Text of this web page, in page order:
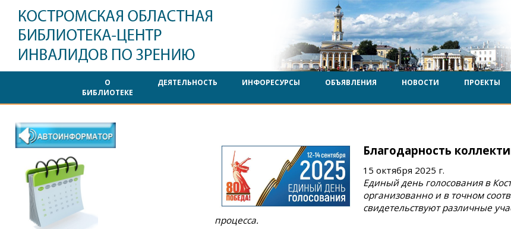
О
БИБЛИОТЕКЕ
ДЕЯТЕЛЬНОСТЬ ИНФОРЕСУРСЫ ОБЪЯВЛЕНИЯ НОВОСТИ ПРОЕКТЫ
Благодарность
15 октября 2025 г.
Единый день голосования в
организованно и в точном
свидетельствуют различные
процесса.